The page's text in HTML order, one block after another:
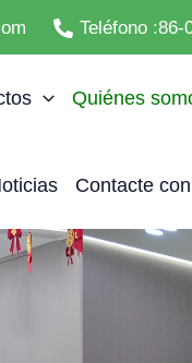
Teléfono :86-
Quiénes
Contacte